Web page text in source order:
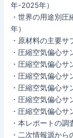
年-2025年）
・世界の用途別
年）
・原材料の主要サ
・圧縮空気偏心サ
・圧縮空気偏心サ
・圧縮空気偏心サ
・圧縮空気偏心
・圧縮空気偏心サ
・圧縮空気偏心
・本レポートの
・二次情報源か